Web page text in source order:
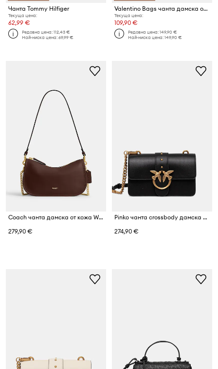
Чанта Tommy Hilfiger
Текуща цена:
62,99 €
Редовна цена:112,43 €
Най-ниска цена:69,99 €
Valentino Bags чанта дамска от имитация на кожа
Текуща цена:
109,90 €
Редовна цена:149,90 €
Най-ниска цена:149,90 €
Coach чанта дамска от кожа Waverly
279,90 €
Pinko чанта crossbody дамска от кожа
274,90 €